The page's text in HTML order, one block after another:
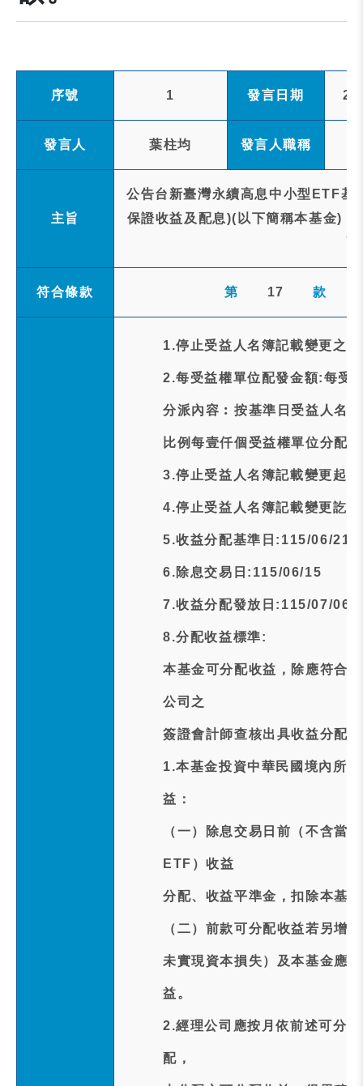
序號 1 發言日期
發言人 葉柱均 發言人職稱
主旨
公告台新臺灣永續高息中小型ETF基
保證收益及配息)(以下簡稱本基金)
配
符合條款 第 17 款
1.停止受益人名簿記載變更之
2.每受益權單位配發金額:每受
分派內容︰按基準日受益人名
比例每壹仟個受益權單位分配
3.停止受益人名簿記載變更起
4.停止受益人名簿記載變更訖
5.收益分配基準日:115/06/21
6.除息交易日:115/06/15
7.收益分配發放日:115/07/06
8.分配收益標準:
本基金可分配收益，除應符合
公司之
簽證會計師查核出具收益分配
1.本基金投資中華民國境內所
益：
（一）除息交易日前（不含當
ETF）收益
分配、收益平準金，扣除本基
（二）前款可分配收益若另增
未實現資本損失）及本基金應
益。
2.經理公司應按月依前述可分
配，